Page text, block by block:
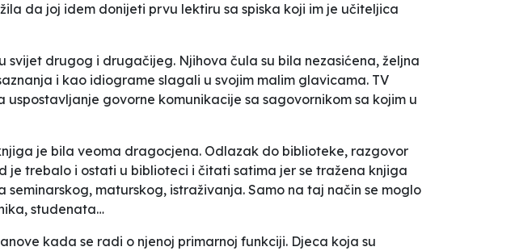
da joj idem donijeti prvu lektiru sa spiska koji im je učiteljica
drugog i drugačijeg. Njihova čula su bila nezasićena, željna
i kao idiograme slagali u svojim malim glavicama. TV
govorne komunikacije sa sagovornikom sa kojim u
je bila veoma dragocjena. Odlazak do biblioteke, razgovor
trebalo i ostati u biblioteci i čitati satima jer se tražena knjiga
maturskog, istraživanja. Samo na taj način se moglo
studenata…
kada se radi o njenoj primarnoj funkciji. Djeca koja su